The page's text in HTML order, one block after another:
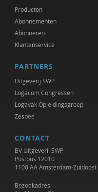
Producten
Abonnementen
Abonneren
Klantenservice
PARTNERS
Uitgeverij SWP
Logacom Congressen
Logavak Opleidingsgroep
Zesbee
CONTACT
BV Uitgeverij SWP
Postbus 12010
1100 AA Amsterdam-Zuidoost
Bezoekadres: